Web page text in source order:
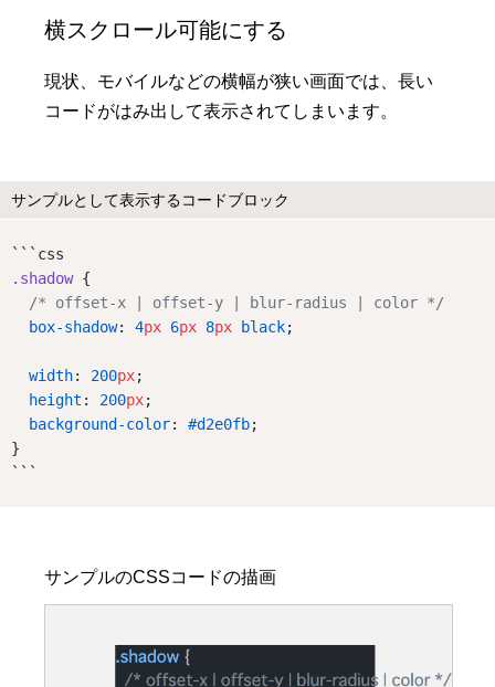
横スクロール可能にする
現状、モバイルなどの横幅が狭い画面では、長い
コードがはみ出して表示されてしまいます。
サンプルとして表示するコードブロック
```css
.shadow {
/* offset-x | offset-y | blur-radius | color */
box-shadow: 4px 6px 8px black;
width: 200px;
height : 200px;
background-color: #d2e0fb;
}
```